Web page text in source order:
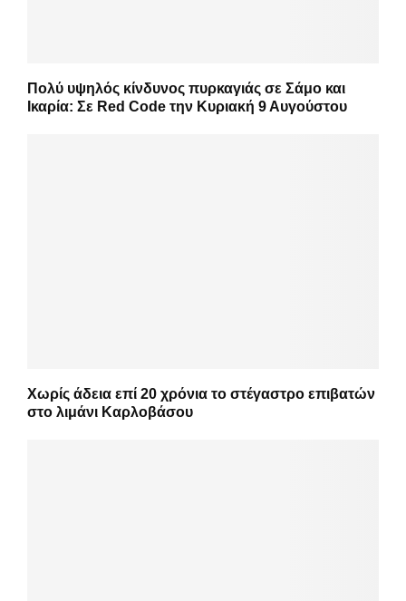
Πολύ υψηλός κίνδυνος πυρκαγιάς σε Σάμο και
Ικαρία: Σε Red Code την Κυριακή 9 Αυγούστου
Χωρίς άδεια επί 20 χρόνια το στέγαστρο επιβατών
στο λιμάνι Καρλοβάσου